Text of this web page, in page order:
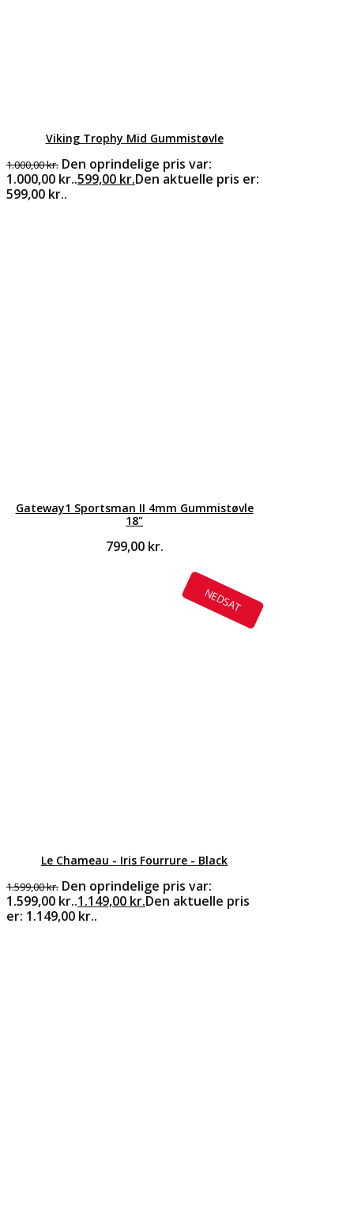
Viking Trophy Mid Gummistøvle
1.000,00kr. Den oprindelige pris var:
1.000,00 kr..599,00 kr.Den aktuelle pris er:
599,00 kr..
Gateway1 Sportsman II 4mm Gummistøvle
18"
799,00 kr.
NEDSAT
Le Chameau - Iris Fourrure - Black
1.599,00kr. Den oprindelige pris var:
1.599,00 kr..1.149,00 kr.Den aktuelle pris
er: 1.149,00 kr..